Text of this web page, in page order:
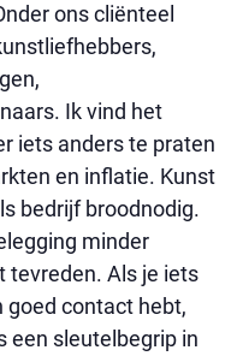
ons cliënteel
Ik vind het
iets anders te praten
en inflatie. Kunst
bedrijf broodnodig.
minder
tevreden. Als je iets
goed contact hebt,
een sleutelbegrip in